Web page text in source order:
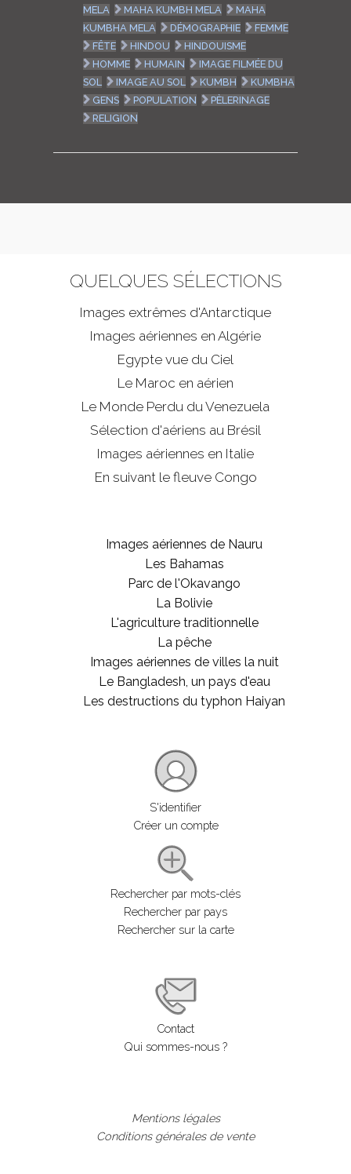
MELA
MAHA KUMBH MELA
MAHA
KUMBHA MELA
DÉMOGRAPHIE
FEMME
FÊTE
HINDOU
HINDOUISME
HOMME
HUMAIN
IMAGE FILMÉE DU
SOL
IMAGE AU SOL KUMBH
KUMBHA
GENS
POPULATION
PÈLERINAGE
RELIGION
QUELQUES SÉLECTIONS
Images extrêmes d'Antarctique
Images aériennes en Algérie
Egypte vue du Ciel
Le Maroc en aérien
Le Monde Perdu du Venezuela
Sélection d'aériens au Brésil
Images aériennes en Italie
En suivant le fleuve Congo
Images aériennes de Nauru
Les Bahamas
Parc de l'Okavango
La Bolivie
L'agriculture traditionnelle
La pêche
Images aériennes de villes la nuit
Le Bangladesh, un pays d'eau
Les destructions du typhon Haiyan
S'identifier
Créer un compte
Rechercher par mots-clés
Rechercher par pays
Rechercher sur la carte
Contact
Qui sommes-nous ?
Mentions légales
Conditions générales de vente